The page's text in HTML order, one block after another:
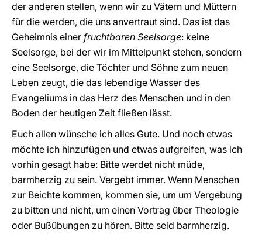
der anderen stellen, wenn wir zu Vätern und Müttern
für die werden, die uns anvertraut sind. Das ist das
Geheimnis einer fruchtbaren Seelsorge: keine
Seelsorge, bei der wir im Mittelpunkt stehen, sondern
eine Seelsorge, die Töchter und Söhne zum neuen
Leben zeugt, die das lebendige Wasser des
Evangeliums in das Herz des Menschen und in den
Boden der heutigen Zeit fließen lässt.
Euch allen wünsche ich alles Gute. Und noch etwas
möchte ich hinzufügen und etwas aufgreifen, was ich
vorhin gesagt habe: Bitte werdet nicht müde,
barmherzig zu sein. Vergebt immer. Wenn Menschen
zur Beichte kommen, kommen sie, um um Vergebung
zu bitten und nicht, um einen Vortrag über Theologie
oder Bußübungen zu hören. Bitte seid barmherzig.